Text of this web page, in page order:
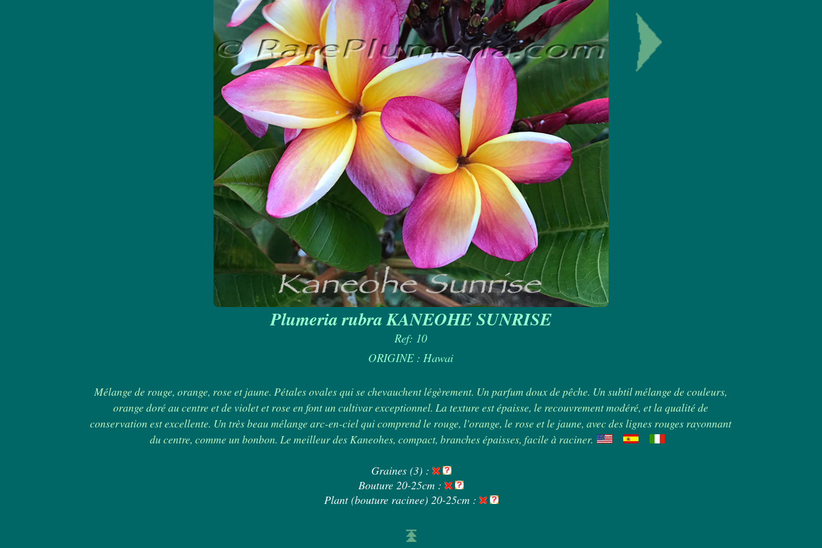
Plumeria rubra KANEOHE SUNRISE
Ref: 10
ORIGINE : Hawai
Mélange de rouge, orange, rose et jaune. Pétales ovales qui se chevauchent légèrement. Un parfum doux de pêche. Un subtil mélange de couleurs,
orange doré au centre et de violet et rose en font un cultivar exceptionnel. La texture est épaisse, le recouvrement modéré, et la qualité de
conservation est excellente. Un très beau mélange arc-en-ciel qui comprend le rouge, l'orange, le rose et le jaune, avec des lignes rouges rayonnant
du centre, comme un bonbon. Le meilleur des Kaneohes, compact, branches épaisses, facile à raciner.
Graines (3) :
Bouture 20-25cm :
Plant (bouture racinee) 20-25cm :